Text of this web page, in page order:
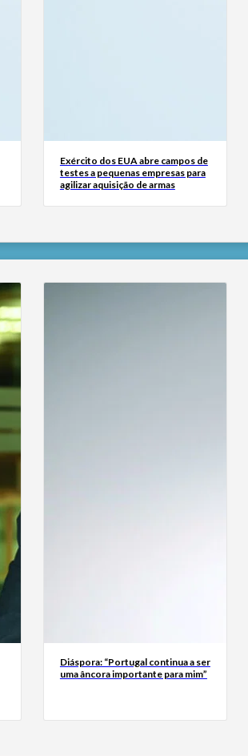
Exército dos EUA abre campos de
testes a pequenas empresas para
agilizar aquisição de armas
Diáspora: “Portugal continua a ser
uma âncora importante para mim”